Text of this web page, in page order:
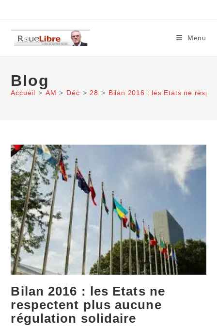
content
Menu
Blog
Accueil > AM > Déc > 28 > Bilan 2016 : les Etats ne
Bilan 2016 : les Etats ne
respectent plus aucune
régulation solidaire